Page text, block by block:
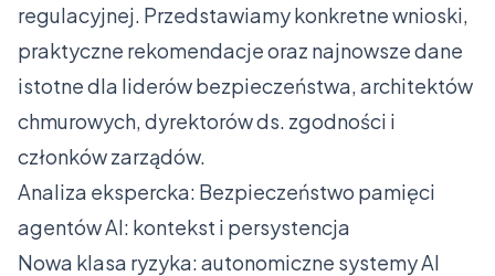
regulacyjnej. Przedstawiamy konkretne wnioski,
praktyczne rekomendacje oraz najnowsze dane
istotne dla liderów bezpieczeństwa, architektów
chmurowych, dyrektorów ds. zgodności i
członków zarządów.
Analiza ekspercka: Bezpieczeństwo pamięci
agentów AI: kontekst i persystencja
Nowa klasa ryzyka: autonomiczne systemy AI